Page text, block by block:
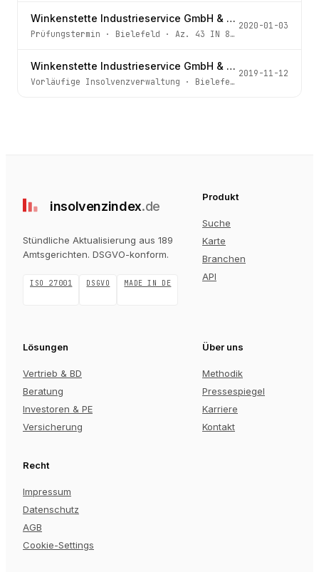
Winkenstette Industrieservice GmbH & Co. KG
Prüfungstermin · Bielefeld · Az. 43 IN 839/19
2020-01-03
Winkenstette Industrieservice GmbH & Co. KG
Vorläufige Insolvenzverwaltung · Bielefeld
2019-11-12
insolvenzindex.de
Stündliche Aktualisierung aus 189
Amtsgerichten. DSGVO-konform.
ISO 27001 DSGVO MADE IN DE
Produkt
Suche
Karte
Branchen
API
Lösungen
Vertrieb & BD
Beratung
Investoren & PE
Versicherung
Über uns
Methodik
Pressespiegel
Karriere
Kontakt
Recht
Impressum
Datenschutz
AGB
Cookie-Settings